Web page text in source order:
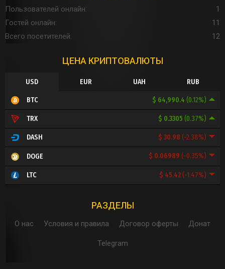
Пользователей онлайн
1
Гостей онлайн
11
Всего посетителей
12
ЦЕНА КРИПТОВАЛЮТЫ
USD EUR UAH RUB
$ 64,990.4 (0.12%)
BTC
$ 0.3305 (0.37%)
TRX
$ 30.98 (-2.38%)
DASH
$ 0.06989 (-0.35%)
DOGE
$ 45.42(-1.47%)
LTC
РАЗДЕЛЫ
О нас Условия и правила Договор оферты Донат
Telegram